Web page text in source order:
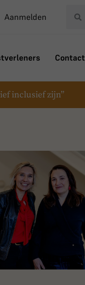
Aanmelden
Contact
inclusief zijn”